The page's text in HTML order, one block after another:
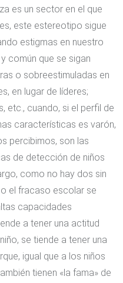
es un sector en el que
este estereotipo sigue
estigmas en nuestro
común que se sigan
o sobreestimuladas en
en lugar de líderes;
etc., cuando, si el perfil de
características es varón,
percibimos, son las
de detección de niños
como no hay dos sin
el fracaso escolar se
capacidades
a tener una actitud
se tiende a tener una
igual que a los niños
tienen «la fama» de